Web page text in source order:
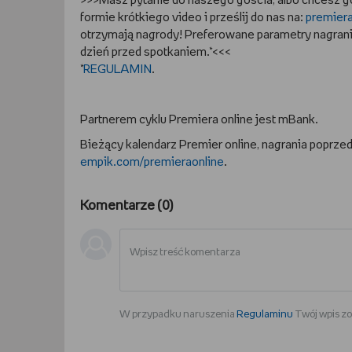
formie krótkiego video i prześlij do nas na:
otrzymają nagrody! Preferowane parametry
dzień przed spotkaniem.*<<<
*REGULAMIN .
Partnerem cyklu Premiera online jest mBank.
Bieżący kalendarz Premier online, nagrania
empik.com/premieraonline.
Komentarze (0)
W przypadku naruszenia Regulaminu Twój wpis